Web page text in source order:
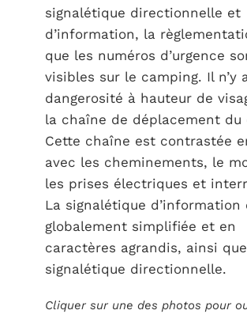
signalétique directionnelle et
d’information, la
que les numéros d’urgence
visibles sur le camping. Il n’y
dangerosité à hauteur de
la chaîne de déplacement du
Cette chaîne est contrastée
avec les cheminements, le
les prises électriques et
La signalétique d’information
globalement simplifiée et en
caractères agrandis, ainsi
signalétique directionnelle.
Cliquer sur une des photos pour